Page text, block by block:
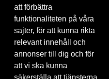
© 2026 Brainville AB. |Villkor
Byt språk:
att förbättra
funktionaliteten på våra
sajter, för att kunna rikta
relevant innehåll och
annonser till dig och för
att vi ska kunna
säkerställa att tjänsterna